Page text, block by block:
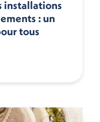
installations
: un
tous